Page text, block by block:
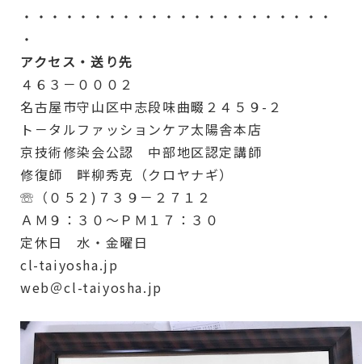
・・・・・・・・・・・・・・・・・・・・・・
・
アクセス・送り先
４６３－０００２
名古屋市守山区中志段味曲畷２４５９-２
ト－タルファッションケア太陽舎本店
京技術修染会公認 中部地区認定講師
修復師 畔柳秀克（クロヤナギ）
☏（０５２)７３９－２７１２
ＡＭ９：３０～ＰＭ１７：３０
定休日 水・金曜日
cl-taiyosha.jp
web＠cl-taiyosha.jp